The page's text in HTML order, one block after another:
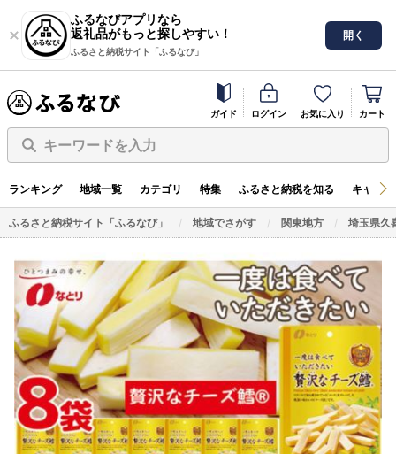
ふるなびアプリなら
返礼品がもっと探しやすい！
ふるさと納税サイト「ふるなび」
開く
ガイド ログイン お気に入り カート
キーワードを入力
ランキング 地域一覧 カテゴリ 特集 ふるさと納税を知る キャン
ふるさと納税サイト「ふるなび」 地域でさがす 関東地方 埼玉県久